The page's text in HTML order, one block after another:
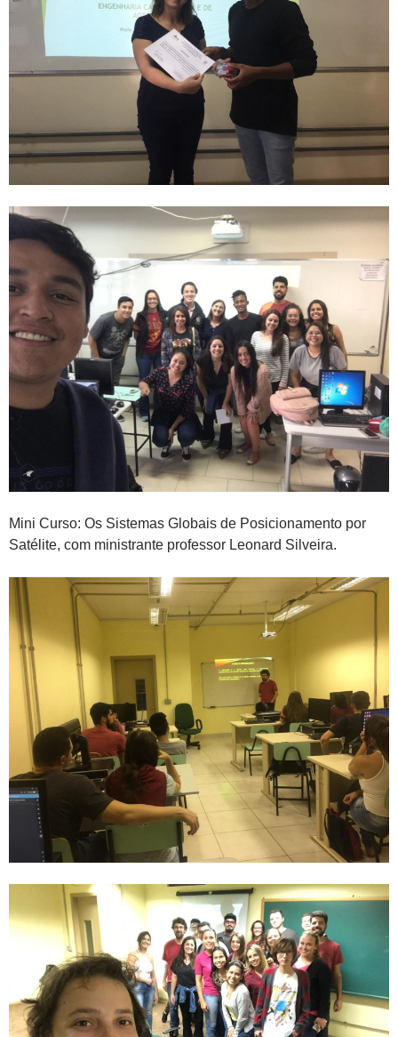
Mini Curso: Os Sistemas Globais de Posicionamento por
Satélite, com ministrante professor Leonard Silveira.